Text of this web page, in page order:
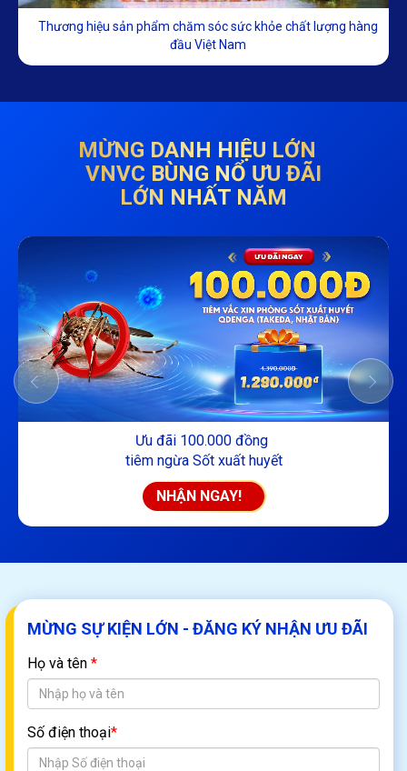
Thương hiệu Uy tín Việt Nam
MỪNG DANH HIỆU LỚN
VNVC BÙNG NỔ ƯU ĐÃI
LỚN NHẤT NĂM
‹
Ưu đãi 500.000 đồng
tiêm vắc xin B & ACYW
NHẬN NGAY!
MỪNG SỰ KIỆN LỚN - ĐĂNG KÝ NHẬN ƯU ĐÃI
Họ và tên *
Số điện thoại*